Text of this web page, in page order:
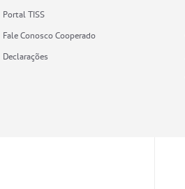
Portal TISS
Fale Conosco Cooperado
Declarações